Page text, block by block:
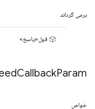
برمی گرداند
قول<پاسخ>
CallbackParam
خواص